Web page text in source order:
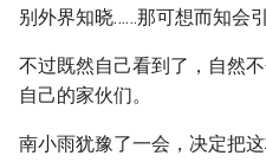
别外界知晓……那可想而知会
不过既然自己看到了，自然
自己的家伙们。
南小雨犹豫了一会，决定把这